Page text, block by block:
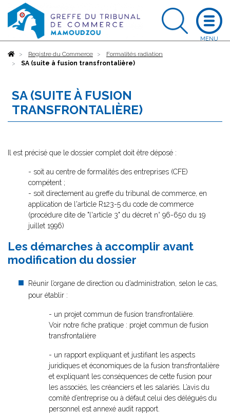
AccueilRegistre du Commerce
Formalités radiation
SA (suite à fusion transfrontalière)
SA (SUITE À FUSION
TRANSFRONTALIÈRE)
Il est précisé que le dossier complet doit être déposé :
- soit au centre de formalités des entreprises (CFE)
compétent ;
- soit directement au greffe du tribunal de commerce, en
application de l'article R123-5 du code de commerce
(procédure dite de "l'article 3" du décret n° 96-650 du 19
juillet 1996)
Les démarches à accomplir avant
modification du dossier
Réunir l’organe de direction ou d’administration, selon le cas,
pour établir :
- un projet commun de fusion transfrontalière.
Voir notre fiche pratique : projet commun de fusion
transfrontalière
- un rapport expliquant et justifiant les aspects
juridiques et économiques de la fusion transfrontalière
et expliquant les conséquences de cette fusion pour
les associés, les créanciers et les salariés. L’avis du
comité d’entreprise ou à défaut celui des délégués du
personnel est annexé audit rapport.